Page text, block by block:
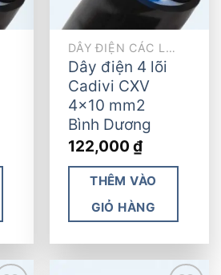
DÂY ĐIỆN CÁC LOẠI
Dây điện 4 lõi
Cadivi CXV
4×10 mm2
Bình Dương
122,000 ₫
THÊM VÀO
GIỎ HÀNG